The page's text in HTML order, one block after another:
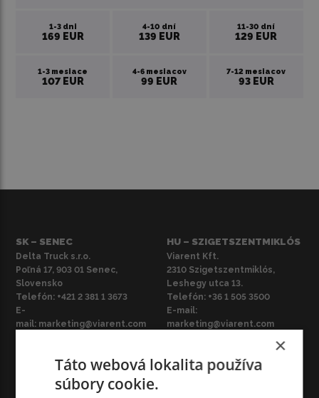
1-3 dni
169 EUR
4-10 dní
139 EUR
11-30 dní
129 EUR
1-3 mesiace
107 EUR
4-6 mesiacov
99 EUR
7-12 mesiacov
93 EUR
SK – SENEC
Delta Truck s.r.o.
Poľná 17, 903 01 Senec,
Slovensko
Telefón: +421 2 381 1 3673
E-
mail: marketing@viarent.com
HU – SZIGETSZENTMIKLÓS
Viarent Kft.
2310 Szigetszentmiklós,
Leshegy utca 13.
Telefón: +36 1 505 3500
E-mail:
marketing@viarent.com
HU – BUDAPEST
Viarent Kft.
HU – BUDAÖRS
×
Táto webová lokalita používa
súbory cookie.